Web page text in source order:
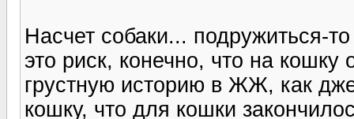
Насчет собаки... подружиться-
это риск, конечно, что на
грустную историю в ЖЖ, как
кошку, что для кошки